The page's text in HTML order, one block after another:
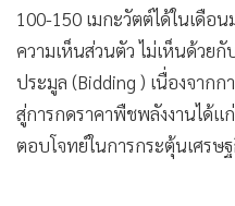
ต่างประเทศ
• Special Scoop
• เศรษฐกิจ-ธุรกิจ
• จีน
100-150 เมกะวัตต์ได้ในเดือ
ความเห็นส่วนตัว ไม่เห็นด้วย
ประมูล (Bidding ) เนื่องจาก
สู่การกดราคาพืชพลังงานได้แ
ตอบโจทย์ในการกระตุ้นเศรษ